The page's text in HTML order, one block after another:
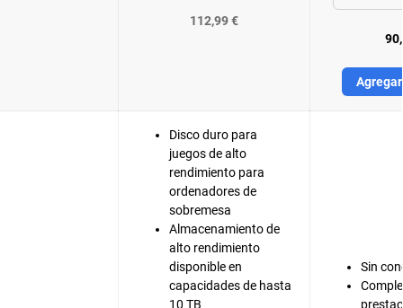
112,99 €
Disco duro para
juegos de alto
rendimiento para
ordenadores de
sobremesa
Almacenamiento de
alto rendimiento
disponible en
capacidades de hasta
10 TB
Sin